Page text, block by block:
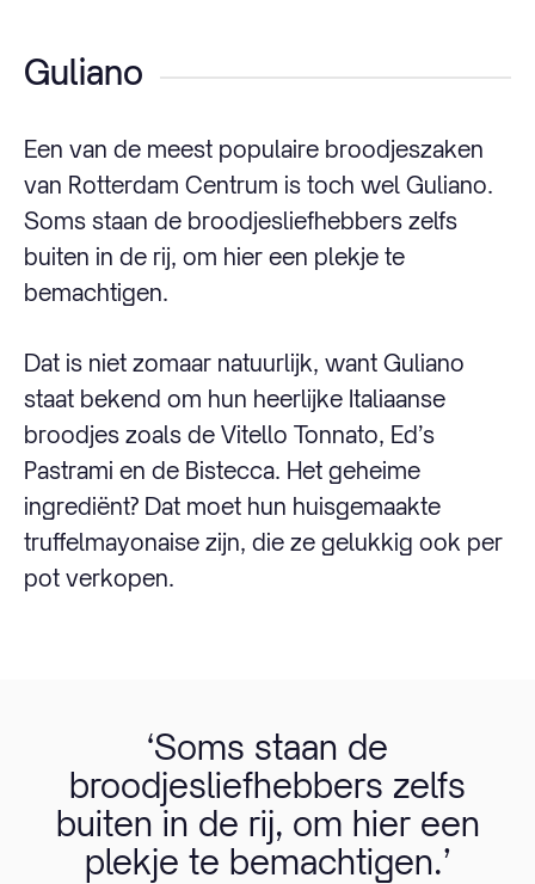
Guliano
Een van de meest populaire broodjeszaken
van Rotterdam Centrum is toch wel Guliano.
Soms staan de broodjesliefhebbers zelfs
buiten in de rij, om hier een plekje te
bemachtigen.
Dat is niet zomaar natuurlijk, want Guliano
staat bekend om hun heerlijke Italiaanse
broodjes zoals de Vitello Tonnato, Ed’s
Pastrami en de Bistecca. Het geheime
ingrediënt? Dat moet hun huisgemaakte
truffelmayonaise zijn, die ze gelukkig ook per
pot verkopen.
‘Soms staan de
broodjesliefhebbers zelfs
buiten in de rij, om hier een
plekje te bemachtigen.’